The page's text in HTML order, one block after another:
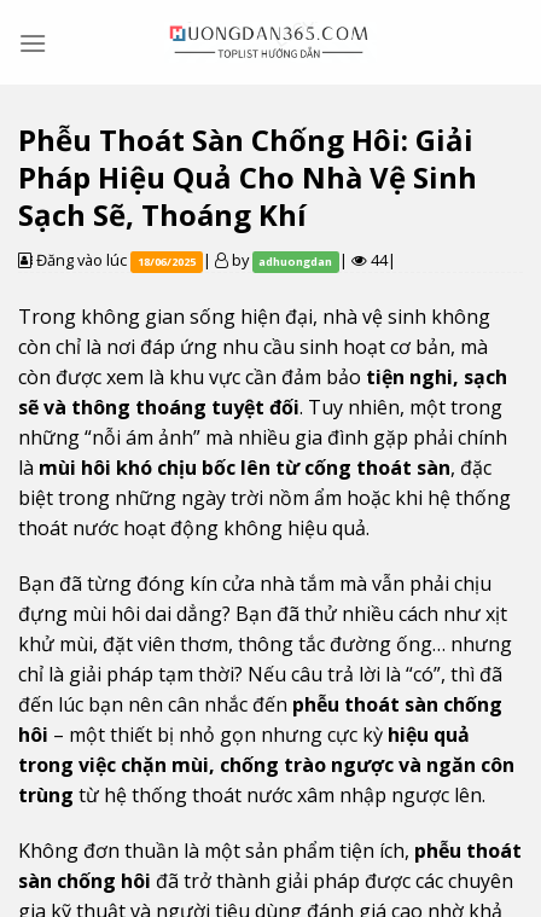
Phễu Thoát Sàn Chống Hôi: Giải
Pháp Hiệu Quả Cho Nhà Vệ Sinh
Sạch Sẽ, Thoáng Khí
Đăng vào lúc 18/06/2025 | by adhuongdan | 44|
Trong không gian sống hiện đại, nhà vệ sinh không
còn chỉ là nơi đáp ứng nhu cầu sinh hoạt cơ bản, mà
còn được xem là khu vực cần đảm bảo tiện nghi, sạch
sẽ và thông thoáng tuyệt đối. Tuy nhiên, một trong
những “nỗi ám ảnh” mà nhiều gia đình gặp phải chính
là mùi hôi khó chịu bốc lên từ cống thoát sàn, đặc
biệt trong những ngày trời nồm ẩm hoặc khi hệ thống
thoát nước hoạt động không hiệu quả.
Bạn đã từng đóng kín cửa nhà tắm mà vẫn phải chịu
đựng mùi hôi dai dẳng? Bạn đã thử nhiều cách như xịt
khử mùi, đặt viên thơm, thông tắc đường ống… nhưng
chỉ là giải pháp tạm thời? Nếu câu trả lời là “có”, thì đã
đến lúc bạn nên cân nhắc đến phễu thoát sàn chống
hôi – một thiết bị nhỏ gọn nhưng cực kỳ hiệu quả
trong việc chặn mùi, chống trào ngược và ngăn côn
trùng từ hệ thống thoát nước xâm nhập ngược lên.
Không đơn thuần là một sản phẩm tiện ích, phễu thoát
sàn chống hôi đã trở thành giải pháp được các chuyên
gia kỹ thuật và người tiêu dùng đánh giá cao nhờ khả